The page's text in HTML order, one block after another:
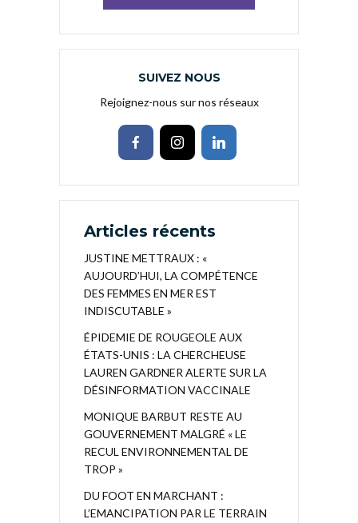
SUIVEZ NOUS
Rejoignez-nous sur nos réseaux
Articles récents
JUSTINE METTRAUX : «
AUJOURD’HUI, LA COMPÉTENCE
DES FEMMES EN MER EST
INDISCUTABLE »
ÉPIDEMIE DE ROUGEOLE AUX
ÉTATS-UNIS : LA CHERCHEUSE
LAUREN GARDNER ALERTE SUR LA
DÉSINFORMATION VACCINALE
MONIQUE BARBUT RESTE AU
GOUVERNEMENT MALGRÉ « LE
RECUL ENVIRONNEMENTAL DE
TROP »
DU FOOT EN MARCHANT :
L’EMANCIPATION PAR LE TERRAIN